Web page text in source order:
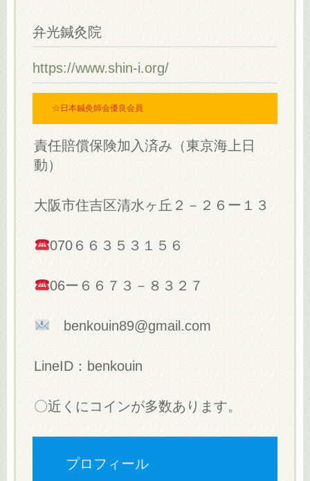
弁光鍼灸院
https://www.shin-i.org/
☆日本鍼灸師会優良会員
責任賠償保険加入済み（東京海上日
動）
大阪市住吉区清水ヶ丘２－２６ー１３
070６６３５３１５６
06ー６６７３－８３２７
benkouin89@gmail.com
LineID：benkouin
〇近くにコインが多数あります。
プロフィール